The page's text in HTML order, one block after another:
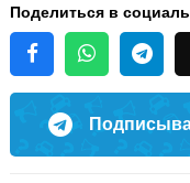
Поделиться в